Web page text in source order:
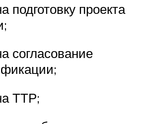
подготовку проекта
согласование
ТТР;